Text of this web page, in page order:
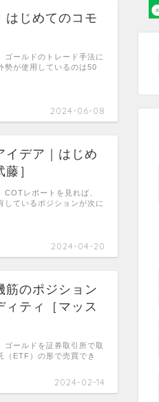
はじめてのコモ
2024-06-08
ールドのトレード手法に
が使用しているのは50
イデア｜はじめ
］
2024-04-20
レポートを見れば、
しているポジションが次に
筋のポジション
ィティ［マッス
2024-02-14
ールドを証券取引所で取
（ETF）の形で売買でき